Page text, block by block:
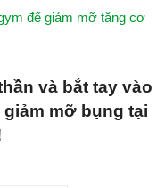
để giảm mỡ tăng cơ
và bắt tay vào
mỡ bụng tại